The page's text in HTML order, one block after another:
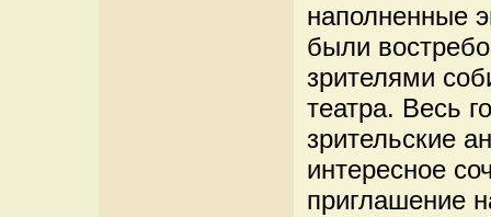
наполненные
были
зрителями
театра. Весь
зрительские
интересное
приглашение